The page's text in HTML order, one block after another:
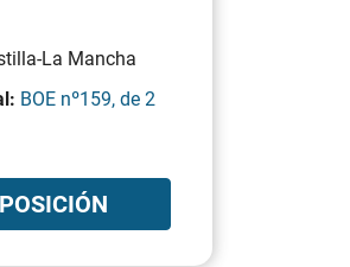
La Mancha
BOE nº159, de 2